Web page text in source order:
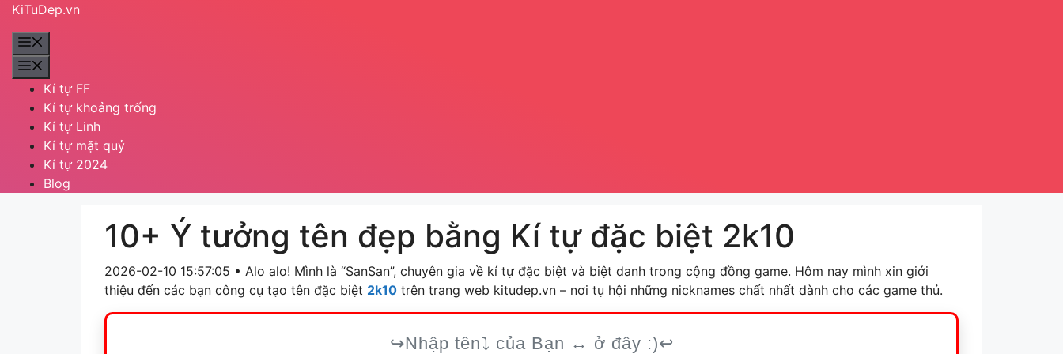
Chuyển
đến
dung
KiTuDep.vn
Kí tự FF
Kí tự khoảng trống
Kí tự Linh
Kí tự mặt quỷ
Kí tự 2024
Blog
10+ Ý tưởng tên đẹp bằng Kí tự đặc biệt 2k10
2026-02-10 15:57:05 • Alo alo! Mình là “SanSan”, chuyên gia về kí tự đặc biệt và biệt danh trong cộng đồng game. Hôm nay mình xin giới
thiệu đến các bạn công cụ tạo tên đặc biệt 2k10 trên trang web kitudep.vn – nơi tụ hội những nicknames chất nhất dành cho các game thủ.